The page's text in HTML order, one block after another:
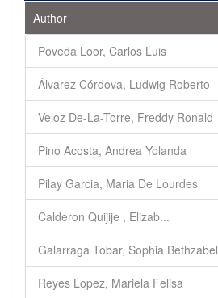
Author
Poveda Loor, Carlos Luis
Álvarez Córdova, Ludwig Roberto
Veloz De-La-Torre, Freddy Ronald
Pino Acosta, Andrea Yolanda
Pilay Garcia, Maria De Lourdes
Calderon Quijije , Elizab...
Galarraga Tobar, Sophia Bethzabel
Reyes Lopez, Mariela Felisa